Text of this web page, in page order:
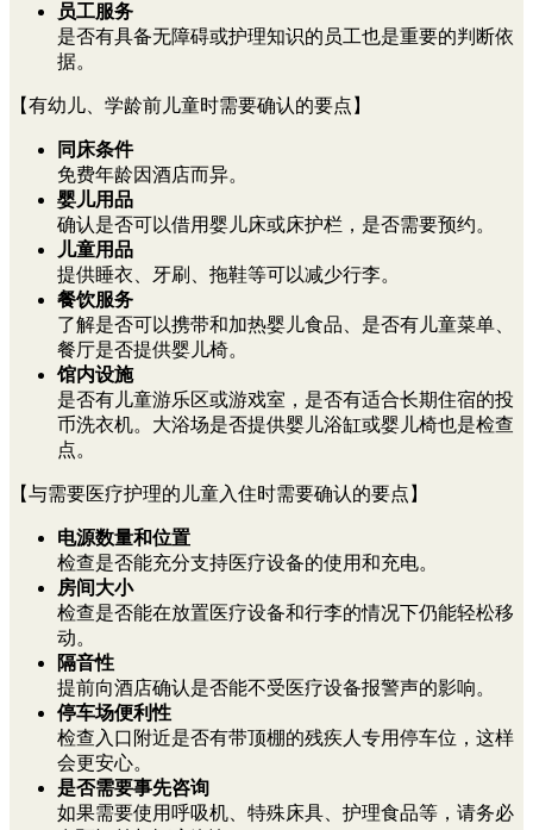
员工服务
是否有具备无障碍或护理知识的员工也是重要的判断依
据。
【有幼儿、学龄前儿童时需要确认的要点】
同床条件
免费年龄因酒店而异。
婴儿用品
确认是否可以借用婴儿床或床护栏，是否需要预约。
儿童用品
提供睡衣、牙刷、拖鞋等可以减少行李。
餐饮服务
了解是否可以携带和加热婴儿食品、是否有儿童菜单、
餐厅是否提供婴儿椅。
馆内设施
是否有儿童游乐区或游戏室，是否有适合长期住宿的投
币洗衣机。大浴场是否提供婴儿浴缸或婴儿椅也是检查
点。
【与需要医疗护理的儿童入住时需要确认的要点】
电源数量和位置
检查是否能充分支持医疗设备的使用和充电。
房间大小
检查是否能在放置医疗设备和行李的情况下仍能轻松移
动。
隔音性
提前向酒店确认是否能不受医疗设备报警声的影响。
停车场便利性
检查入口附近是否有带顶棚的残疾人专用停车位，这样
会更安心。
是否需要事先咨询
如果需要使用呼吸机、特殊床具、护理食品等，请务必